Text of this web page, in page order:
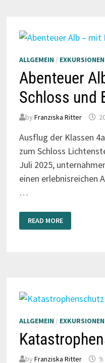
ALLGEMEIN /
Abenteuer
Schloss und
by Franziska Ritter
Ausflug der Klassen
zum Schloss
Juli 2025,
einen erlebnisreichen
…
ALB
–
READ MORE
ALLGEMEIN /
by Franziska Ritter